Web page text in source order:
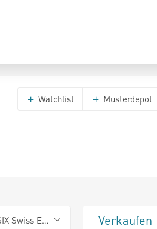
Watchlist Musterdepot
Swiss Exchange Verkaufen